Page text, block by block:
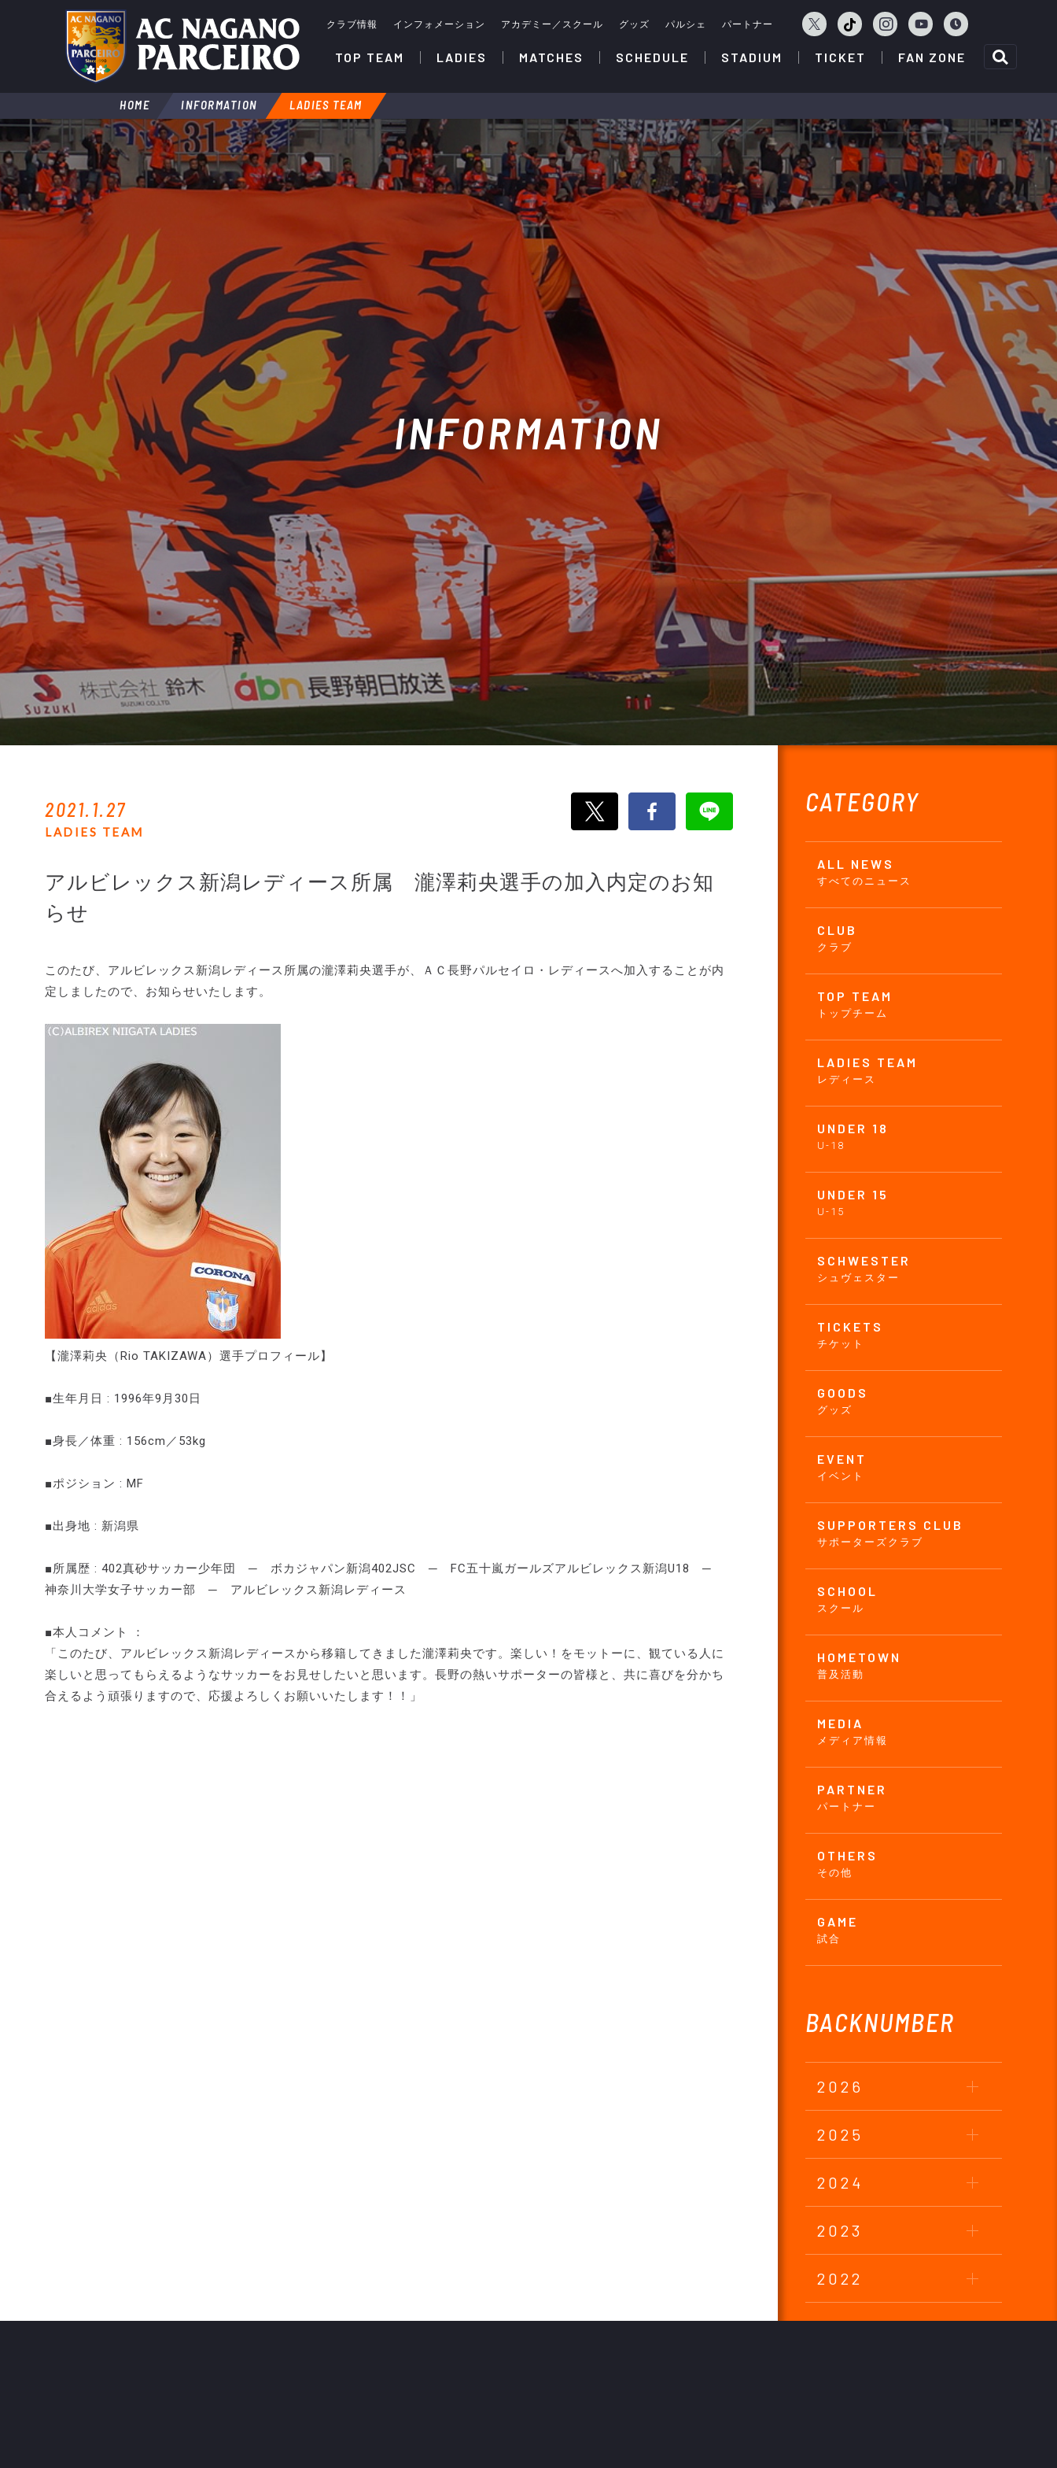
クラブ情報 インフォメーション アカデミー／スクール グッズ パルシェ パートナー
TOP TEAM LADIES MATCHES SCHEDULE STADIUM TICKET FAN ZONE
HOME INFORMATION LADIES TEAM
INFORMATION
CATEGORY
ALL NEWS
すべてのニュース
CLUB
クラブ
TOP TEAM
トップチーム
LADIES TEAM
レディース
UNDER 18
U-18
UNDER 15
U-15
SCHWESTER
シュヴェスター
TICKETS
チケット
GOODS
グッズ
EVENT
イベント
SUPPORTERS CLUB
サポーターズクラブ
SCHOOL
スクール
HOMETOWN
普及活動
MEDIA
メディア情報
PARTNER
パートナー
OTHERS
その他
GAME
試合
BACKNUMBER
2026
2025
2024
2023
2022
2021
2021.1.27
LADIES TEAM
アルビレックス新潟レディース所属 瀧澤莉央選手の加入内定のお知
らせ
このたび、アルビレックス新潟レディース所属の瀧澤莉央選手が、ＡＣ長野パルセイロ・レディースへ加入することが内
定しましたので、お知らせいたします。
【瀧澤莉央（Rio TAKIZAWA）選手プロフィール】
■生年月日 : 1996年9月30日
■身長／体重 : 156cm／53kg
■ポジション : MF
■出身地 : 新潟県
■所属歴 : 402真砂サッカー少年団 ─ ボカジャパン新潟402JSC ─ FC五十嵐ガールズアルビレックス新潟U18 ─
神奈川大学女子サッカー部 ─ アルビレックス新潟レディース
■本人コメント ：
「このたび、アルビレックス新潟レディースから移籍してきました瀧澤莉央です。楽しい！をモットーに、観ている人に
楽しいと思ってもらえるようなサッカーをお見せしたいと思います。長野の熱いサポーターの皆様と、共に喜びを分かち
合えるよう頑張りますので、応援よろしくお願いいたします！！」